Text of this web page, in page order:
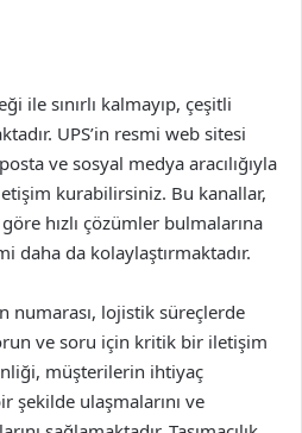
ile sınırlı kalmayıp, çeşitli
UPS’in resmi web sitesi
ve sosyal medya aracılığıyla
kurabilirsiniz. Bu kanallar,
hızlı çözümler bulmalarına
daha da kolaylaştırmaktadır.
numarası, lojistik süreçlerde
ve soru için kritik bir iletişim
müşterilerin ihtiyaç
şekilde ulaşmalarını ve